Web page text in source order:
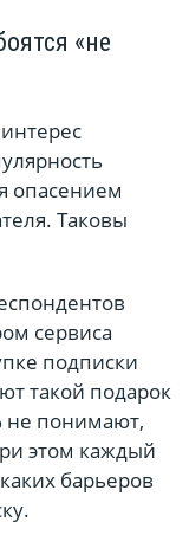
«не
опасением
Таковы
сервиса
подписки
такой подарок
не понимают,
этом каждый
барьеров